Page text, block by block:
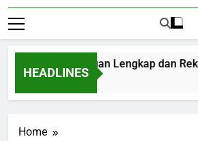
Dan
HEADLINES
Panduan Lengkap dan
Ago
Home